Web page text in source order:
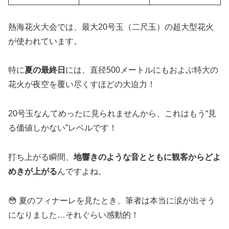
熱海花火大会では、最大20号玉（二尺玉）の超大型花火
が使われています。
特に夏の最終日 には、直径500メートルにもおよぶ特大の
花火が夜空を覆い尽くすほどの大迫力！
20号玉なんてめったに見られませんから、これはもう“見
る価値しかない”レベルです！
打ち上がる瞬間、 地響きのような音とともに観客からどよ
めきが上がるんですよね。
😳 夏のフィナーレを見たとき、筆者は本当に涙が出そう
になりました…それぐらい感動的！